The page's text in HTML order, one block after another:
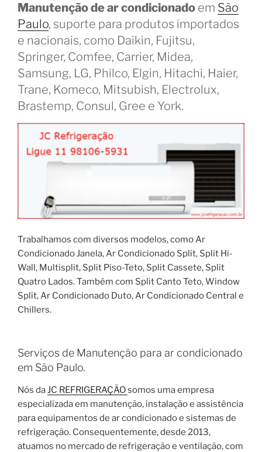
Manutenção de ar condicionado em São
Paulo, suporte para produtos importados
e nacionais, como Daikin, Fujitsu,
Springer, Comfee, Carrier, Midea,
Samsung, LG, Philco, Elgin, Hitachi, Haier,
Trane, Komeco, Mitsubish, Electrolux,
Brastemp, Consul, Gree e York.
Trabalhamos com diversos modelos, como Ar
Condicionado Janela, Ar Condicionado Split, Split Hi-
Wall, Multisplit, Split Piso-Teto, Split Cassete, Split
Quatro Lados. Também com Split Canto Teto, Window
Split, Ar Condicionado Duto, Ar Condicionado Central e
Chillers.
Serviços de Manutenção para ar condicionado
em São Paulo.
Nós daJC REFRIGERAÇÃOsomos uma empresa
especializada em manutenção, instalação e assistência
para equipamentos de ar condicionado e sistemas de
refrigeração. Consequentemente, desde 2013,
atuamos no mercado de refrigeração e ventilação, com